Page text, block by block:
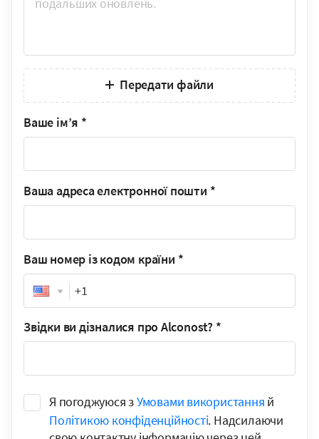
Передати файли
Ваше ім’я *
Ваша адреса електронної пошти *
Ваш номер із кодом країни *
Phone
Звідки ви дізналися про Alconost? *
Я погоджуюся зУмовами використання й
Політикою конфіденційності. Надсилаючи